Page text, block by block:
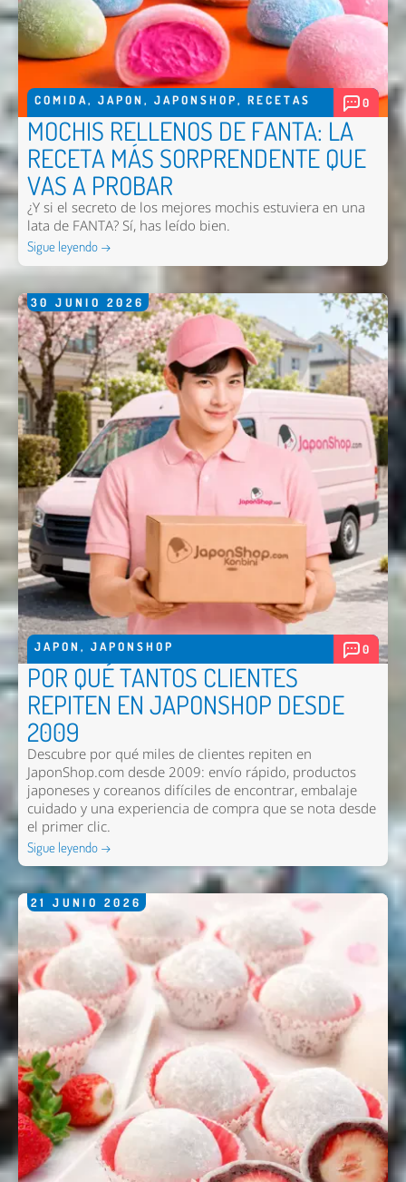
COMIDA, JAPON , JAPONSHOP, RECETAS 0
MOCHIS RELLENOS DE FANTA: LA
RECETA MÁS SORPRENDENTE QUE
VAS A PROBAR
¿Y si el secreto de los mejores mochis estuviera en una
lata de FANTA? Sí, has leído bien.
Sigue leyendo →
30 JUNIO 2026
JAPON , JAPONSHOP 0
POR QUÉ TANTOS CLIENTES
REPITEN EN JAPONSHOP DESDE
2009
Descubre por qué miles de clientes repiten en
JaponShop.com desde 2009: envío rápido, productos
japoneses y coreanos difíciles de encontrar, embalaje
cuidado y una experiencia de compra que se nota desde
el primer clic.
Sigue leyendo →
21 JUNIO 2026
Enviar